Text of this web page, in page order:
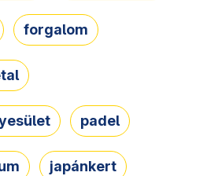
forgalom
padel
japánkert